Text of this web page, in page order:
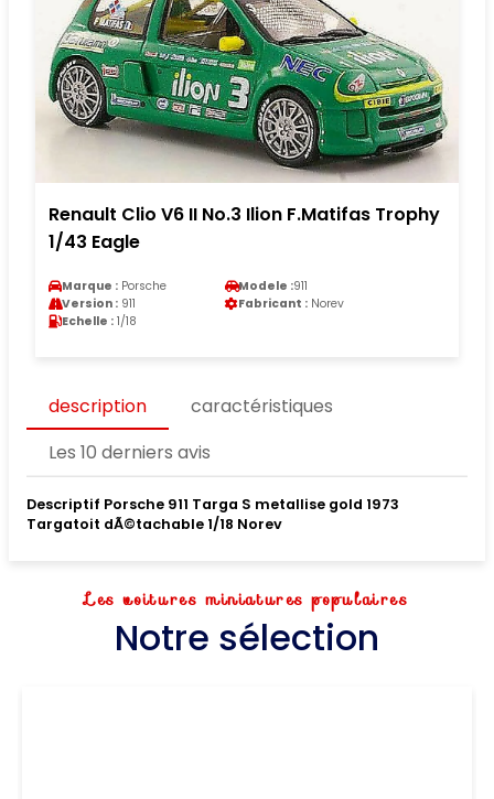
Renault Clio V6 II No.3 Ilion F.Matifas Trophy
1/43 Eagle
Marque : Porsche Modele :911
Version : 911 Fabricant : Norev
Echelle : 1/18
description
caractéristiques
Les 10 derniers avis
Descriptif Porsche 911 Targa S metallise gold 1973
Targatoit dÃ©tachable 1/18 Norev
Les voitures miniatures populaires
Notre sélection